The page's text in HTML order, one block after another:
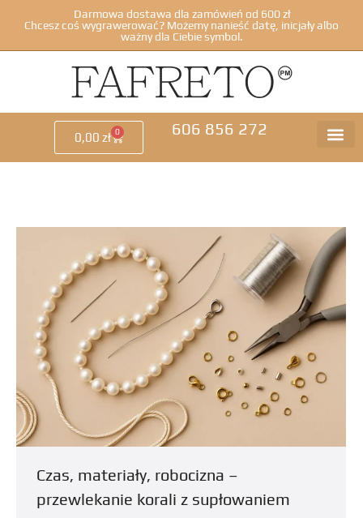
Darmowa dostawa dla zamówień od 600 zł
Chcesz coś wygrawerować? Możemy nanieść datę, inicjały albo
ważny dla Ciebie symbol.
0,00 zł 0 606 856 272
Czas, materiały, robocizna –
przewlekanie korali z supłowaniem